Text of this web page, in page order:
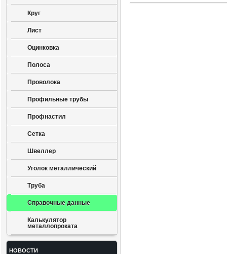
Круг
Лист
Оцинковка
Полоса
Проволока
Профильные трубы
Профнастил
Сетка
Швеллер
Уголок металлический
Труба
Справочные данные
Калькулятор
металлопроката
НОВОСТИ